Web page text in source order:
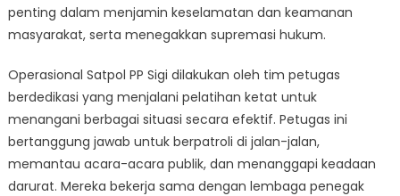
penting dalam menjamin keselamatan dan keamanan
masyarakat, serta menegakkan supremasi hukum.
Operasional Satpol PP Sigi dilakukan oleh tim petugas
berdedikasi yang menjalani pelatihan ketat untuk
menangani berbagai situasi secara efektif. Petugas ini
bertanggung jawab untuk berpatroli di jalan-jalan,
memantau acara-acara publik, dan menanggapi keadaan
darurat. Mereka bekerja sama dengan lembaga penegak